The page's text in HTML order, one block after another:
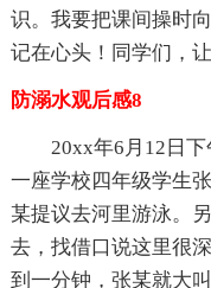
识。我要把课间操时
记在心头！同学们，
防溺水观后感8
20xx年6月12日
一座学校四年级学生
某提议去河里游泳。
去，找借口说这里很
到一分钟，张某就大